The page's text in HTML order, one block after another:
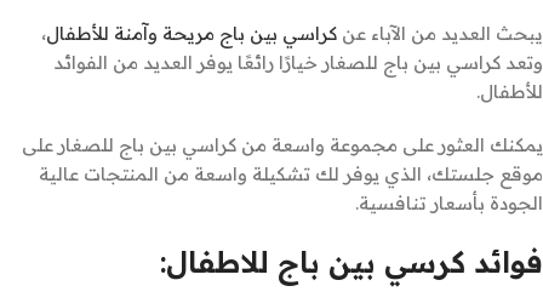
يبحث العديد من الآباء عن كراسي بين باج مريحة وآمنة للأطفال،
وتعد كراسي بين باج للصغار خيارًا رائعًا يوفر العديد من الفوائد
للأطفال.
يمكنك العثور على مجموعة واسعة من كراسي بين باج للصغار على
موقع جلستك، الذي يوفر لك تشكيلة واسعة من المنتجات عالية
الجودة بأسعار تنافسية.
فوائد كرسي بين باج للاطفال: